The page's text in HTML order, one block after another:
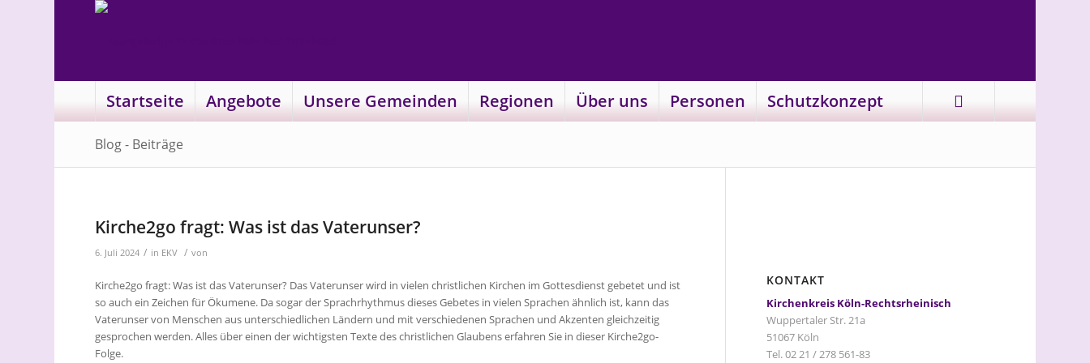
Startseite Angebote Unsere Gemeinden Regionen Über uns Personen Schutzkonzept
Blog - Beiträge
Kirche2go fragt: Was ist das Vaterunser?
6. Juli 2024 / in EKV / von
Kirche2go fragt: Was ist das Vaterunser? Das Vaterunser wird in vielen christlichen Kirchen im Gottesdienst gebetet und ist
so auch ein Zeichen für Ökumene. Da sogar der Sprachrhythmus dieses Gebetes in vielen Sprachen ähnlich ist, kann das
Vaterunser von Menschen aus unterschiedlichen Ländern und mit verschiedenen Sprachen und Akzenten gleichzeitig
gesprochen werden. Alles über einen der wichtigsten Texte des christlichen Glaubens erfahren Sie in dieser Kirche2go-
Folge.
KONTAKT
Kirchenkreis Köln-Rechtsrheinisch
Wuppertaler Str. 21a
51067 Köln
Tel. 02 21 / 278 561-83